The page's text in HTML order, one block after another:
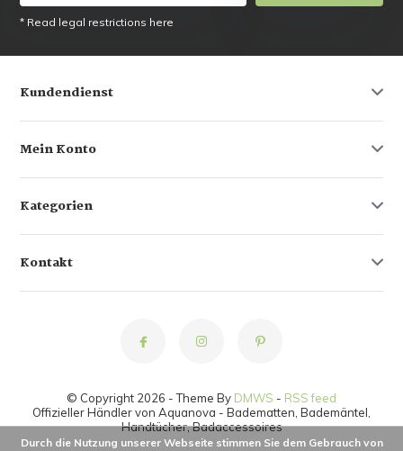
* Read legal restrictions here
Kundendienst
Mein Konto
Kategorien
Kontakt
© Copyright 2026 - Theme By DMWS - RSS feed
Offizieller Händler von Aquanova - Badematten, Bademäntel,
Handtücher, Badaccessoires
Durch die Nutzung unserer Webseite stimmen Sie dem Gebrauch von